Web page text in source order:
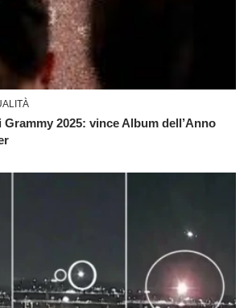
2025: vince Album dell’Anno